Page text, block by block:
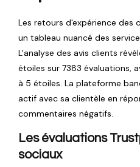
Les retours d'expérience des
un tableau nuancé des
L'analyse des avis clients
étoiles sur 7383 évaluations,
à 5 étoiles. La plateforme
actif avec sa clientèle en
commentaires négatifs.
Les évaluations
sociaux